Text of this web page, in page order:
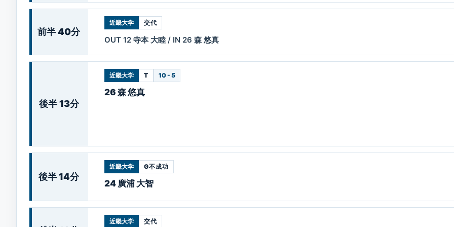
前半 40分
近畿大学 交代
OUT 12 寺本 大睦 / IN 26 森 悠真
後半 13分
近畿大学 T 10 - 5
26 森 悠真
後半 14分
近畿大学 G不成功
24 廣浦 大智
近畿大学 交代